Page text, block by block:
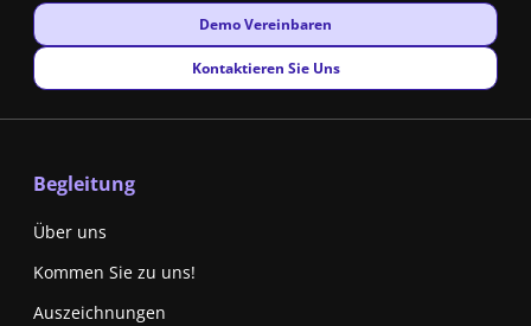
New window
Demo Vereinbaren
New window
Kontaktieren Sie Uns
Begleitung
Über uns
Kommen Sie zu uns!
Auszeichnungen